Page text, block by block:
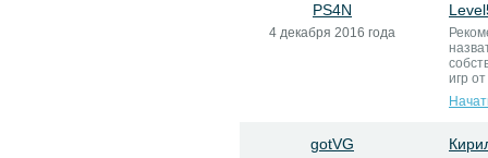
PS4N
4 декабря 2016 года
игр
gotVG